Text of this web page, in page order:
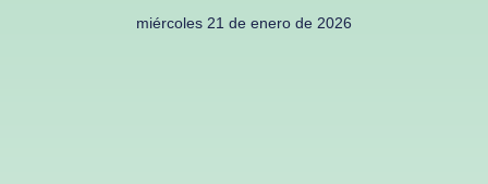
miércoles 21 de enero de 2026